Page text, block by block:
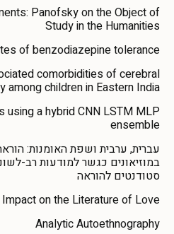
Panofsky on the Object of
Study in the Humanities
of benzodiazepine tolerance
comorbidities of cerebral
among children in Eastern India
using a hybrid CNN LSTM MLP
ensemble
עברית, ערבית ושפת האומנות:
במוזיאונים כגשר למודעות רב-
סטודנטים להוראה
on the Literature of Love
Analytic Autoethnography